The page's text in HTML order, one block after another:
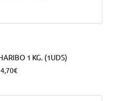
1 KG. (1UDS)
4,70€